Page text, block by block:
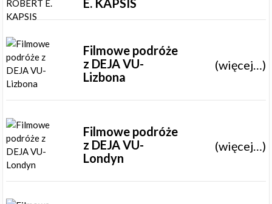
E. KAPSIS
Filmowe podróże
z DEJA VU-
Lizbona
(więcej…)
Filmowe podróże
z DEJA VU-
Londyn
(więcej…)